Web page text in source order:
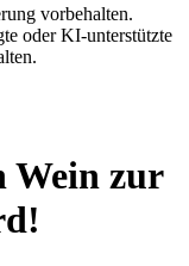
vorbehalten.
oder KI-unterstützte
Wein zur